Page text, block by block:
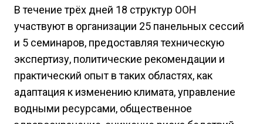
В течение трёх дней 18 структур ООН
участвуют в организации 25 панельных сессий
и 5 семинаров, предоставляя техническую
экспертизу, политические рекомендации и
практический опыт в таких областях, как
адаптация к изменению климата, управление
водными ресурсами, общественное